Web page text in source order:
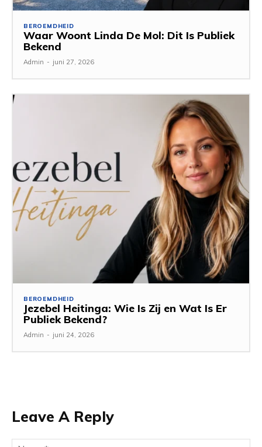
BEROEMDHEID
Waar Woont Linda De Mol: Dit Is Publiek
Bekend
Admin - juni 27, 2026
BEROEMDHEID
Jezebel Heitinga: Wie Is Zij en Wat Is Er
Publiek Bekend?
Admin - juni 24, 2026
Leave A Reply